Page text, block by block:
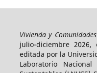
Vivienda y
julio-diciembre
editada por la
Laboratorio